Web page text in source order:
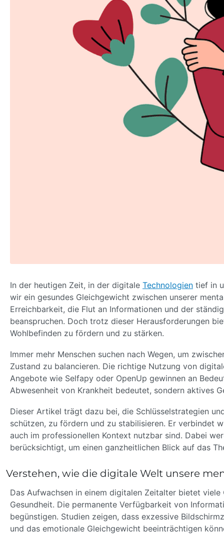
In der heutigen Zeit, in der digitale Technologien tief in
wir ein gesundes Gleichgewicht zwischen unserer
Erreichbarkeit, die Flut an Informationen und der
beanspruchen. Doch trotz dieser Herausforderungen
Wohlbefinden zu fördern und zu stärken.
Immer mehr Menschen suchen nach Wegen, um
Zustand zu balancieren. Die richtige Nutzung von
Angebote wie Selfapy oder OpenUp gewinnen an
Abwesenheit von Krankheit bedeutet, sondern aktives
Dieser Artikel trägt dazu bei, die Schlüsselstrategien
schützen, zu fördern und zu stabilisieren. Er verbindet
auch im professionellen Kontext nutzbar sind. Dabei
berücksichtigt, um einen ganzheitlichen Blick auf das
Verstehen, wie die digitale Welt unsere
Das Aufwachsen in einem digitalen Zeitalter bietet
Gesundheit. Die permanente Verfügbarkeit von
begünstigen. Studien zeigen, dass exzessive
und das emotionale Gleichgewicht beeinträchtigen